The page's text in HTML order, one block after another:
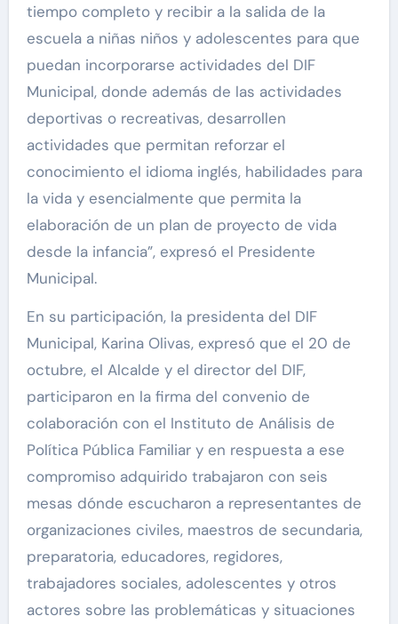
tiempo completo y recibir a la salida de la
escuela a niñas niños y adolescentes para que
puedan incorporarse actividades del DIF
Municipal, donde además de las actividades
deportivas o recreativas, desarrollen
actividades que permitan reforzar el
conocimiento el idioma inglés, habilidades para
la vida y esencialmente que permita la
elaboración de un plan de proyecto de vida
desde la infancia”, expresó el Presidente
Municipal.
En su participación, la presidenta del DIF
Municipal, Karina Olivas, expresó que el 20 de
octubre, el Alcalde y el director del DIF,
participaron en la firma del convenio de
colaboración con el Instituto de Análisis de
Política Pública Familiar y en respuesta a ese
compromiso adquirido trabajaron con seis
mesas dónde escucharon a representantes de
organizaciones civiles, maestros de secundaria,
preparatoria, educadores, regidores,
trabajadores sociales, adolescentes y otros
actores sobre las problemáticas y situaciones